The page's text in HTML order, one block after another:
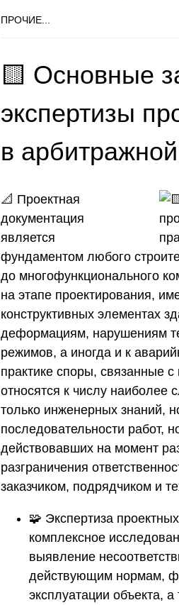
ПРОЧИЕ...
🟨 Основные
экспертизы
в
📐 Проектная
документация
является
фундаментом любого
до многофункционального
на этапе проектирования,
конструктивных элементах
деформациям, нарушениям
режимов, а иногда и к
практике споры, связанные
относятся к числу наиболее
только инженерных знаний,
последовательности работ,
действовавших на момент
разграничения
заказчиком, подрядчиком и
🧩 Экспертиза
комплексное
выявление
действующим нормам,
эксплуатации объекта,